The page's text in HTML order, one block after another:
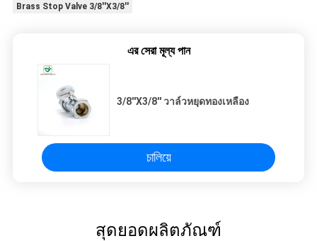
Brass Stop Valve 3/8''X3/8''
এর সেরা মূল্য পান
3/8''X3/8'' วาล์วหยุดทองเหลือง
চালিয়ে
สุดยอดผลิตภัณฑ์